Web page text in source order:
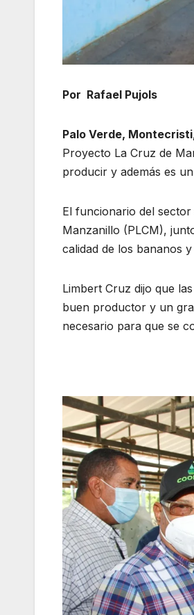
Por Rafael Pujols
Palo Verde,
Proyecto La Cruz de
producir y además es
El funcionario del
Manzanillo (PLCM),
calidad de los bananos
Limbert Cruz dijo que
buen productor y un
necesario para que se